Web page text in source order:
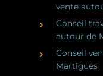
vente
Conseil
autour de
Conseil
Martigues